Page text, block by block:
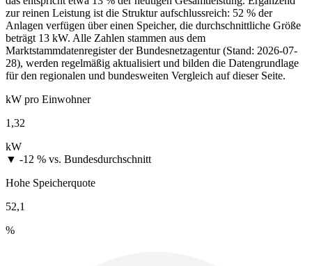
zur reinen Leistung ist die Struktur aufschlussreich: 52 % der
Anlagen verfügen über einen Speicher, die durchschnittliche Größe
beträgt 13 kW. Alle Zahlen stammen aus dem
Marktstammdatenregister der Bundesnetzagentur (Stand: 2026-07-
28), werden regelmäßig aktualisiert und bilden die Datengrundlage
für den regionalen und bundesweiten Vergleich auf dieser Seite.
kW pro Einwohner
1,32
kW
▼ -12 % vs. Bundesdurchschnitt
Hohe Speicherquote
52,1
%